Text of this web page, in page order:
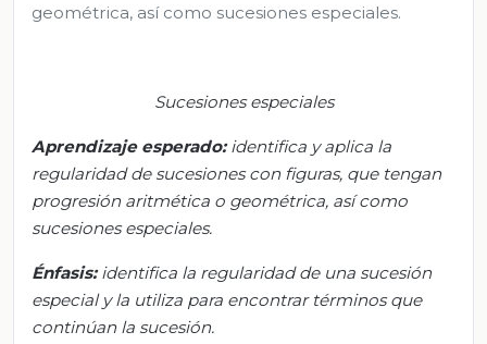
geométrica, así como sucesiones especiales.
Sucesiones especiales
Aprendizajeesperado: identifica y aplica la
regularidad de sucesiones con figuras, que tengan
progresión aritmética o geométrica, así como
sucesiones especiales.
Énfasis: identifica la regularidad de una sucesión
especial y la utiliza para encontrar términos que
continúan la sucesión.